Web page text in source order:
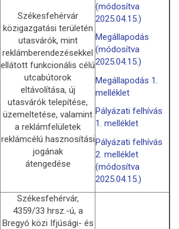
Székesfehérvár
közigazgatási területén
utasvárók, mint
reklámberendezésekkel
ellátott funkcionális célú
utcabútorok
eltávolítása, új
utasvárók telepítése,
üzemeltetése, valamint
a reklámfelületek
reklámcélú hasznosítási
jogának
átengedése
(módosítva
2025.04.15.)
Megállapodás
(módosítva
2025.04.15.)
Megállapodás 1.
melléklet
Pályázati felhívás
1. melléklet
Pályázati felhívás
2. melléklet
(módosítva
2025.04.15.)
Székesfehérvár,
4359/33 hrsz.-ú, a
Bregyó közi Ifjúsági- és